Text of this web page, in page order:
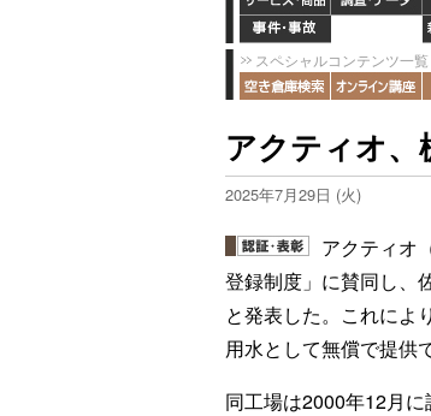
スペシャルコンテンツ一覧
アクティオ、
2025年7月29日 (火)
アクティオ
登録制度」に賛同し、
と発表した。これによ
用水として無償で提供
同工場は2000年12月